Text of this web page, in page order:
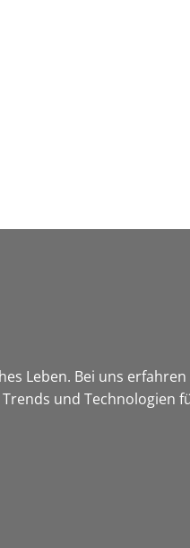
Leben. Bei uns erfahren
und Technologien